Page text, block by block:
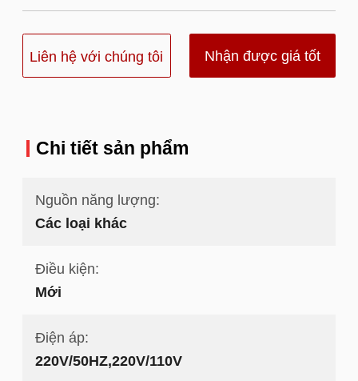
Liên hệ với chúng tôi Nhận được giá tốt
Chi tiết sản phẩm
Nguồn năng lượng:
Các loại khác
Điều kiện:
Mới
Điện áp:
220V/50HZ,220V/110V